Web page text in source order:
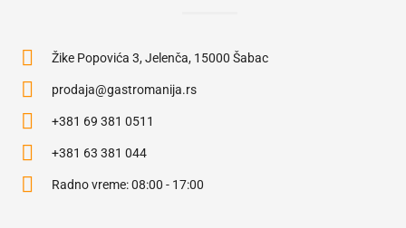
Žike Popovića 3, Jelenča, 15000 Šabac
prodaja@gastromanija.rs
+381 69 381 0511
+381 63 381 044
Radno vreme: 08:00 - 17:00